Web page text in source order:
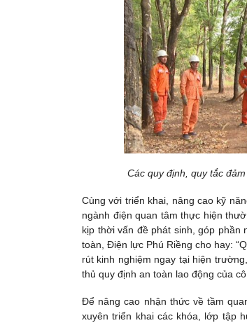
Các quy định, quy tắc
Cùng với triển khai, nâng cao kỹ
ngành điện quan tâm thực hiện
kịp thời vấn đề phát sinh, góp phần
toàn, Điện lực Phú Riềng cho hay:
rút kinh nghiệm ngay tại hiện
thủ quy định an toàn lao động của
Để nâng cao nhận thức về tầm
xuyên triển khai các khóa, lớp tập